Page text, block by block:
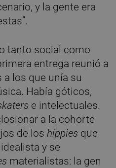
y la gente era
tanto social como
entrega reunió a
los que unía su
Había góticos,
e intelectuales.
a la cohorte
de loshippies que
y se
materialistas: la gen